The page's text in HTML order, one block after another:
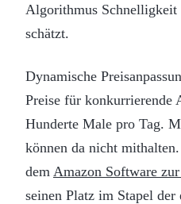
Algorithmus Schnelligkeit
schätzt.
Dynamische
Preise für konkurrierende
Hunderte Male pro Tag.
können da nicht
dem Amazon Software zur
seinen Platz im Stapel der